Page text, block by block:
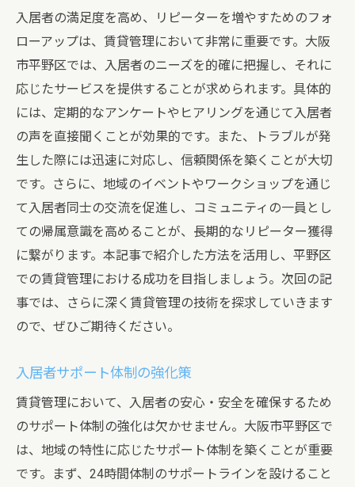
入居者の満足度を高め、リピーターを増やすためのフォ
ローアップは、賃貸管理において非常に重要です。大阪
市平野区では、入居者のニーズを的確に把握し、それに
応じたサービスを提供することが求められます。具体的
には、定期的なアンケートやヒアリングを通じて入居者
の声を直接聞くことが効果的です。また、トラブルが発
生した際には迅速に対応し、信頼関係を築くことが大切
です。さらに、地域のイベントやワークショップを通じ
て入居者同士の交流を促進し、コミュニティの一員とし
ての帰属意識を高めることが、長期的なリピーター獲得
に繋がります。本記事で紹介した方法を活用し、平野区
での賃貸管理における成功を目指しましょう。次回の記
事では、さらに深く賃貸管理の技術を探求していきます
ので、ぜひご期待ください。
入居者サポート体制の強化策
賃貸管理において、入居者の安心・安全を確保するため
のサポート体制の強化は欠かせません。大阪市平野区で
は、地域の特性に応じたサポート体制を築くことが重要
です。まず、24時間体制のサポートラインを設けること